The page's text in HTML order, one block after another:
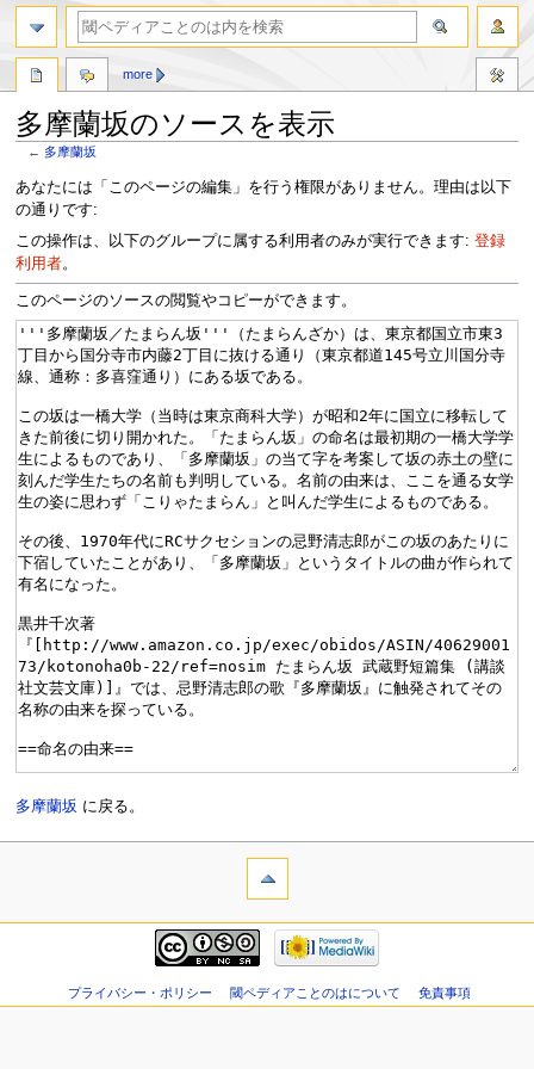
多摩蘭坂のソースを表示
← 多摩蘭坂
ナ
ビ
ゲ
ー
ョ
ン
に
移
検
索
に
移
あなたには「このページの編集」を行う権限がありません。理由は以下
の通りです:
この操作は、以下のグループに属する利用者のみが実行できます: 登録
利用者。
このページのソースの閲覧やコピーができます。
多摩蘭坂 に戻る。
more
プライバシー・ポリシー 閾ペディアことのはについて 免責事項